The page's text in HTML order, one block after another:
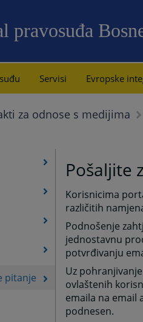
pravosuđa
Servisi Evropske
za odnose s medijima
pitanje
Pošaljite
Korisnicima
različitih
Podnošenje
jednostavnu
potvrđivanju
Uz
ovlaštenih
emaila na email
podnesen.